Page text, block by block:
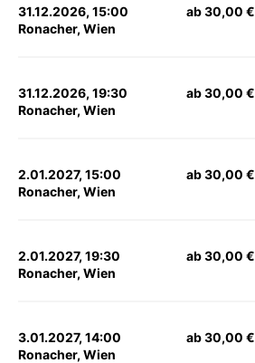
31.12.2026, 15:00
Ronacher, Wien
ab 30,00 €
31.12.2026, 19:30
Ronacher, Wien
ab 30,00 €
2.01.2027, 15:00
Ronacher, Wien
ab 30,00 €
2.01.2027, 19:30
Ronacher, Wien
ab 30,00 €
3.01.2027, 14:00
Ronacher, Wien
ab 30,00 €